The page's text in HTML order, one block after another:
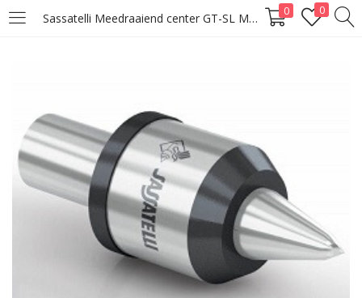
Sassatelli Meedraaiend center GT-SL MK4 0 0
LOGIN
Remember me Lost password?